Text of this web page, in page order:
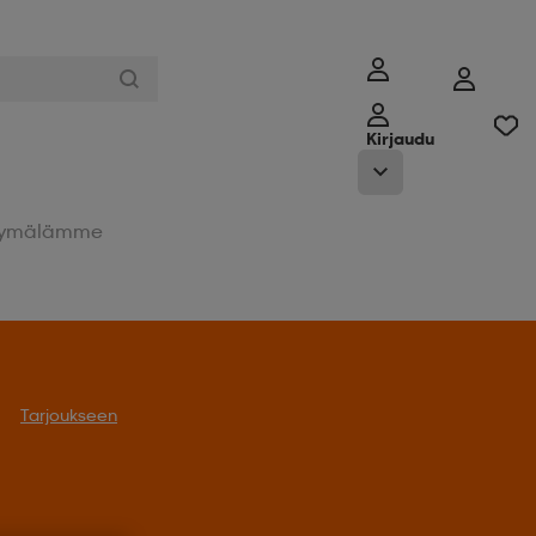
Kirjaudu
Tarjoukseen